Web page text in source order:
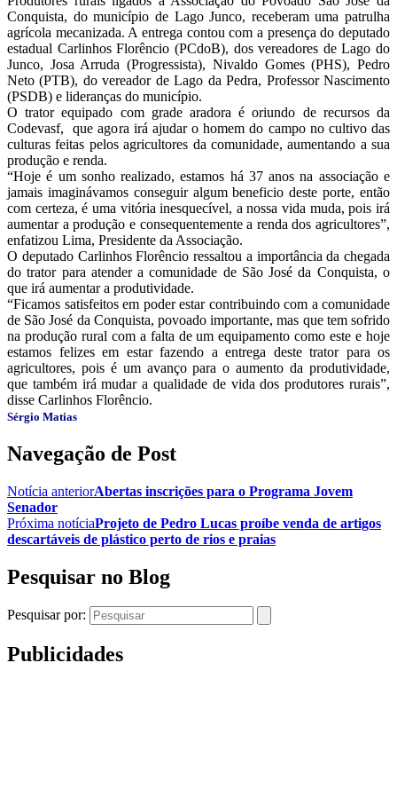
Conquista, do município de Lago Junco, receberam uma patrulha
agrícola mecanizada. A entrega contou com a presença do deputado
estadual Carlinhos Florêncio (PCdoB), dos vereadores de Lago do
Junco, Josa Arruda (Progressista), Nivaldo Gomes (PHS), Pedro
Neto (PTB), do vereador de Lago da Pedra, Professor Nascimento
(PSDB) e lideranças do município.
O trator equipado com grade aradora é oriundo de recursos da
Codevasf, que agora irá ajudar o homem do campo no cultivo das
culturas feitas pelos agricultores da comunidade, aumentando a sua
produção e renda.
“Hoje é um sonho realizado, estamos há 37 anos na associação e
jamais imaginávamos conseguir algum beneficio deste porte, então
com certeza, é uma vitória inesquecível, a nossa vida muda, pois irá
aumentar a produção e consequentemente a renda dos agricultores”,
enfatizou Lima, Presidente da Associação.
O deputado Carlinhos Florêncio ressaltou a importância da chegada
do trator para atender a comunidade de São José da Conquista, o
que irá aumentar a produtividade.
“Ficamos satisfeitos em poder estar contribuindo com a comunidade
de São José da Conquista, povoado importante, mas que tem sofrido
na produção rural com a falta de um equipamento como este e hoje
estamos felizes em estar fazendo a entrega deste trator para os
agricultores, pois é um avanço para o aumento da produtividade,
que também irá mudar a qualidade de vida dos produtores rurais”,
disse Carlinhos Florêncio.
Sérgio Matias
Navegação de Post
Notícia anteriorAbertas inscrições para o Programa Jovem
Senador
Próxima notíciaProjeto de Pedro Lucas proíbe venda de artigos
descartáveis de plástico perto de rios e praias
Pesquisar no Blog
Pesquisar por:
Publicidades